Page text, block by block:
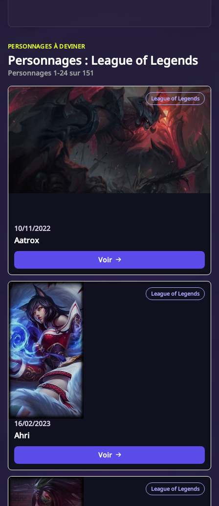
PERSONNAGES À DEVINER
Personnages : League of Legends
Personnages 1-24 sur 151
League of Legends
10/11/2022
Aatrox
Voir
League of Legends
16/02/2023
Ahri
Voir
League of Legends